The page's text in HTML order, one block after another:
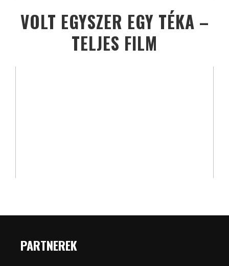
VOLT EGYSZER EGY TÉKA –
TELJES FILM
PARTNEREK